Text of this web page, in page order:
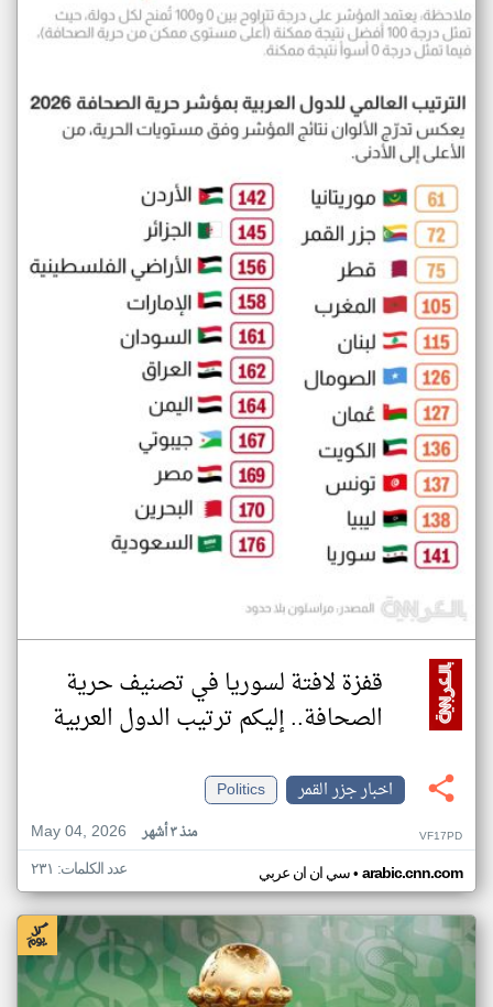
قفزة لافتة لسوريا في تصنيف حرية
الصحافة.. إليكم ترتيب الدول العربية
اخبار جزر القمر
Politics
May 04, 2026
منذ ٣ أشهر VF17PD
سي ان ان عربي• arabic.cnn.com عدد الكلمات: ٢٣١